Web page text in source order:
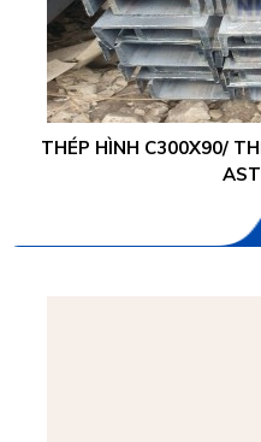
THÉP HÌNH C300X90/